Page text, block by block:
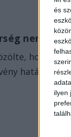
és
ilyen
nem
hogy az
hatálya